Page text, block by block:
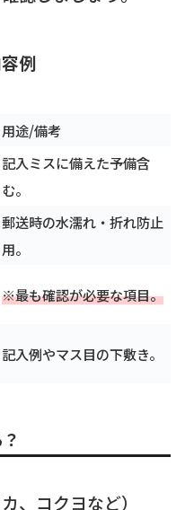
例
用途/備考
記入ミスに備えた予備含
む。
郵送時の水濡れ・折れ防止
用。
※最も確認が必要な項目。
記入例やマス目の下敷き。
、コクヨなど）